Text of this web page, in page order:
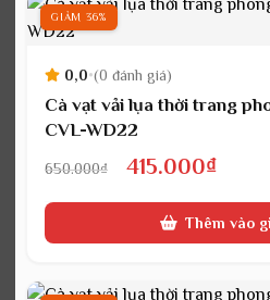
GIẢM 36%
0,0•(0 đánh giá)
Cà vạt vải lụa thời trang
CVL-WD22
650.000₫
Giá
gốc
415.000₫Giá
hiện
tại
Thêm vào